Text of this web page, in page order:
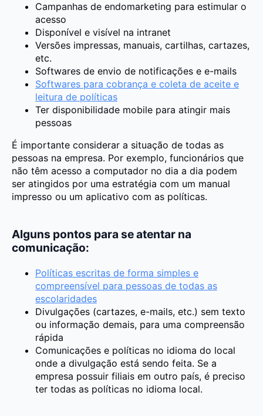
Campanhas de endomarketing para estimular o
acesso
Disponível e visível na intranet
Versões impressas, manuais, cartilhas, cartazes,
etc.
Softwares de envio de notificações e e-mails
Softwares para cobrança e coleta de aceite e
leitura de políticas
Ter disponibilidade mobile para atingir mais
pessoas
É importante considerar a situação de todas as
pessoas na empresa. Por exemplo, funcionários que
não têm acesso a computador no dia a dia podem
ser atingidos por uma estratégia com um manual
impresso ou um aplicativo com as políticas.
Alguns pontos para se atentar na
comunicação:
Políticas escritas de forma simples e
compreensível para pessoas de todas as
escolaridades
Divulgações (cartazes, e-mails, etc.) sem texto
ou informação demais, para uma compreensão
rápida
Comunicações e políticas no idioma do local
onde a divulgação está sendo feita. Se a
empresa possuir filiais em outro país, é preciso
ter todas as políticas no idioma local.